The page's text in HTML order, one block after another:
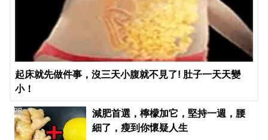
起床就先做件事，沒三天小腹就不見了! 肚子一天天變
小！
減肥首選，檸檬加它，堅持一週，腰
細了，瘦到你懷疑人生
PR